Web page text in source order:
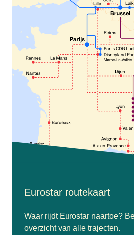
Eurostar routekaart
Waar rijdt Eurostar naartoe?
overzicht van alle trajecten.